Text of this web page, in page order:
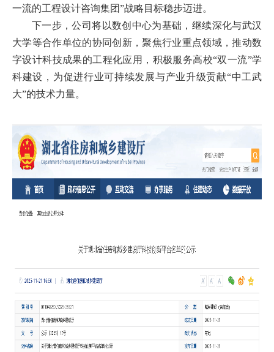
一流的工程设计咨询集团”战略目标稳步迈进。
下一步，公司将以数创中心为基础，继续深化与武汉
大学等合作单位的协同创新，聚焦行业重点领域，推动数
字设计科技成果的工程化应用，积极服务高校“双一流”学
科建设，为促进行业可持续发展与产业升级贡献“中工武
大”的技术力量。